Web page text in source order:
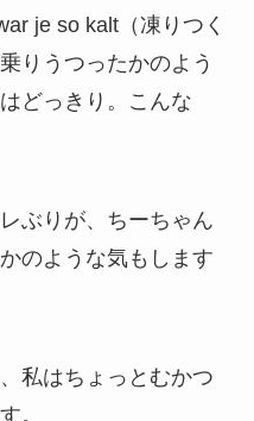
je so kalt（凍りつく
りうつったかのよう
どっきり。こんな
ぶりが、ちーちゃん
のような気もします
私はちょっとむかつ
。